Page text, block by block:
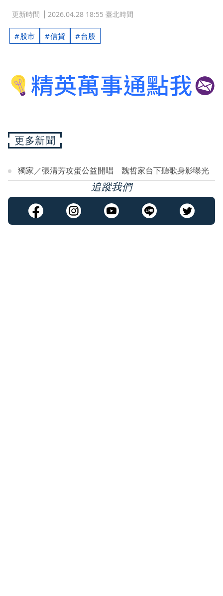
更新時間 2026.04.28 18:55 臺北時間
股市 信貸 台股
更多新聞
獨家／張清芳攻蛋公益開唱 魏哲家台下聽歌身影曝光
追蹤我們